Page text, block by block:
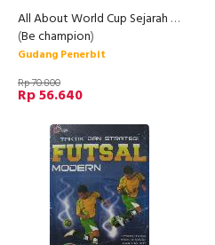
All About World Cup Sejarah & Fakta Menarik
(Be champion)
Gudang Penerbit
Rp 70.800
Rp 56.640